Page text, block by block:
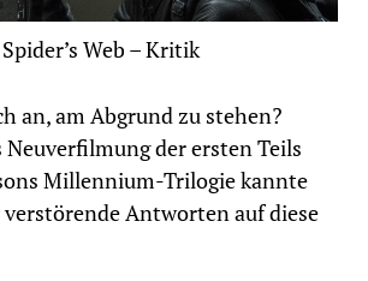
Web – Kritik
an, am Abgrund zu stehen?
Neuverfilmung der ersten Teils
Millennium-Trilogie kannte
Antworten auf diese